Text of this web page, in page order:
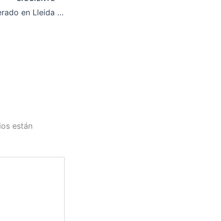
Primer bloque liberado en Lleida para exigir solución de familias abandonadas por el Ayuntamiento de Lleida y la Generalitat
están